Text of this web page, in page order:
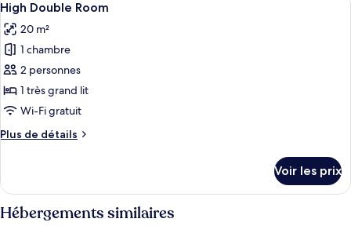
de
chambre
Penthouse
Luxe
toutes
les
photos
pour
ce
type
chambre :
Room
5
High Double Room
20 m²
1 chambre
2 personnes
1 très grand lit
Wi-Fi gratuit
Plus de détails
Plus
le
type
de
Voir les prix
Hébergements similaires